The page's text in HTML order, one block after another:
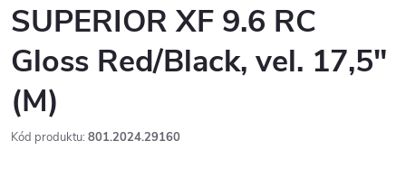
SUPERIOR XF 9.6 RC
Gloss Red/Black, vel. 17,5"
(M)
Kód produktu: 801.2024.29160